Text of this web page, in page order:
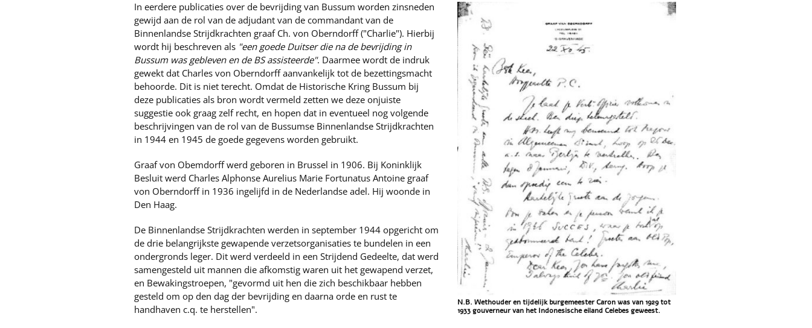
N.B. Wethouder en tijdelijk burgemeester Caron was van 1929 tot
1933 gouverneur van het Indonesische eiland Celebes geweest.
In eerdere publicaties over de bevrijding van Bussum worden zinsneden
gewijd aan de rol van de adjudant van de commandant van de
Binnenlandse Strijdkrachten graaf Ch. von Oberndorff ("Charlie"). Hierbij
wordt hij beschreven als "een goede Duitser die na de bevrijding in
Bussum was gebleven en de BS assisteerde". Daarmee wordt de indruk
gewekt dat Charles von Oberndorff aanvankelijk tot de bezettingsmacht
behoorde. Dit is niet terecht. Omdat de Historische Kring Bussum bij
deze publicaties als bron wordt vermeld zetten we deze onjuiste
suggestie ook graag zelf recht, en hopen dat in eventueel nog volgende
beschrijvingen van de rol van de Bussumse Binnenlandse Strijdkrachten
in 1944 en 1945 de goede gegevens worden gebruikt.
Graaf von Obemdorff werd geboren in Brussel in 1906. Bij Koninklijk
Besluit werd Charles Alphonse Aurelius Marie Fortunatus Antoine graaf
von Oberndorff in 1936 ingelijfd in de Nederlandse adel. Hij woonde in
Den Haag.
De Binnenlandse Strijdkrachten werden in september 1944 opgericht om
de drie belangrijkste gewapende verzetsorganisaties te bundelen in een
ondergronds leger. Dit werd verdeeld in een Strijdend Gedeelte, dat werd
samengesteld uit mannen die afkomstig waren uit het gewapend verzet,
en Bewakingstroepen, "gevormd uit hen die zich beschikbaar hebben
gesteld om op den dag der bevrijding en daarna orde en rust te
handhaven c.q. te herstellen".